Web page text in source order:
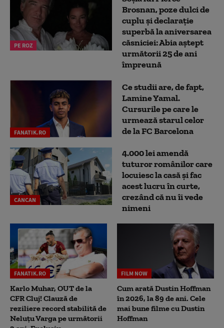
PE ROZ
Brosnan, poze dulci de
cuplu și declarație
superbă la aniversarea
căsniciei: Abia aștept
următorii 25 de ani
împreună
FANATIK.RO
Ce studii are, de fapt,
Lamine Yamal.
Cursurile pe care le
urmează starul celor
de la FC Barcelona
CANCAN
4.000 lei amendă
tuturor românilor care
locuiesc la casă și fac
acest lucru în curte,
crezând că nu îi vede
nimeni
FANATIK.RO
Karlo Muhar, OUT de la
CFR Cluj! Clauză de
reziliere record stabilită de
Neluțu Varga pe următorii
FILM NOW
Cum arată Dustin Hoffman
în 2026, la 89 de ani. Cele
mai bune filme cu Dustin
Hoffman